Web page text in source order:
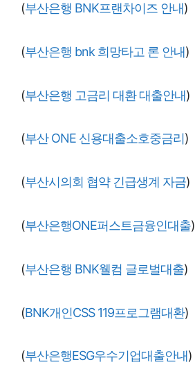
(부산은행 BNK프랜차이즈 안내)
(부산은행 bnk 희망타고 론 안내)
(부산은행 고금리 대환 대출안내)
(부산 ONE 신용대출소호중금리)
(부산시의회 협약 긴급생계 자금)
(부산은행ONE퍼스트금융인대출)
(부산은행 BNK웰컴 글로벌대출)
(BNK개인CSS 119프로그램대환)
(부산은행ESG우수기업대출안내)